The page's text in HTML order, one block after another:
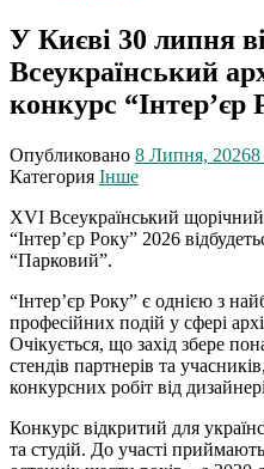
У Києві 30 липня
Всеукраїнський
конкурс “Інтер’єр
Опубликовано 8 Липня, 2026
Категория Інше
XVI Всеукраїнський
“Інтер’єр Року” 2026
“Парковий”.
“Інтер’єр Року” є однією з
професійних подій у сфері
Очікується, що захід збере
стендів партнерів та
конкурсних робіт від
Конкурс відкритий для
та студій. До участі